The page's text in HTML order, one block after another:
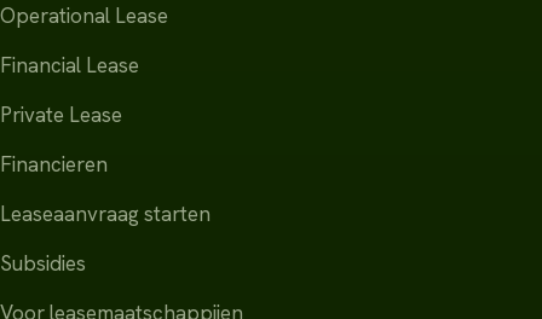
Operational Lease
Financial Lease
Private Lease
Financieren
Leaseaanvraag starten
Subsidies
Voor leasemaatschappijen